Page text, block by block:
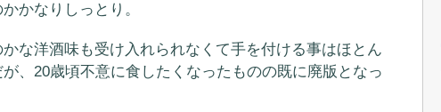
かなりしっとり。
な洋酒味も受け入れられなくて手を付ける事はほとん
、20歳頃不意に食したくなったものの既に廃版となっ